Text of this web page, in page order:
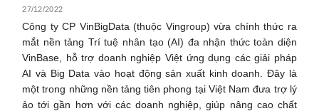
27/12/2022
Công ty CP VinBigData (thuộc Vingroup) vừa chính thức ra
mắt nền tảng Trí tuệ nhân tạo (AI) đa nhận thức toàn diện
VinBase, hỗ trợ doanh nghiệp Việt ứng dụng các giải pháp
AI và Big Data vào hoạt động sản xuất kinh doanh. Đây là
một trong những nền tảng tiên phong tại Việt Nam đưa trợ lý
ảo tới gần hơn với các doanh nghiệp, giúp nâng cao chất